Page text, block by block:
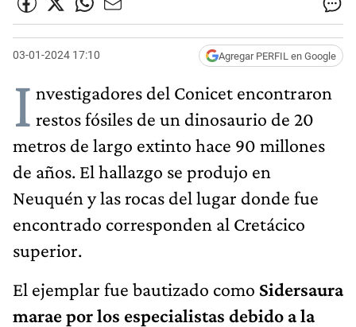
03-01-2024 17:10 Agregar PERFIL en Google
I nvestigadores del Conicet encontraron
restos fósiles de un dinosaurio de 20
metros de largo extinto hace 90 millones
de años. El hallazgo se produjo en
Neuquén y las rocas del lugar donde fue
encontrado corresponden al Cretácico
superior.
El ejemplar fue bautizado como Sidersaura
marae por los especialistas debido a la